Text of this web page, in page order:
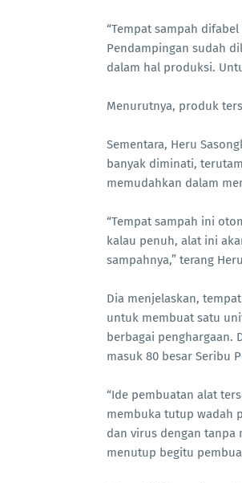
“Tempat sampah
Pendampingan sudah
dalam hal produksi.
Menurutnya, produk
Sementara, Heru
banyak diminati,
memudahkan dalam
“Tempat sampah ini
kalau penuh, alat ini
sampahnya,” terang
Dia menjelaskan,
untuk membuat satu
berbagai penghargaan.
masuk 80 besar Seribu
“Ide pembuatan alat
membuka tutup wadah
dan virus dengan tanpa
menutup begitu